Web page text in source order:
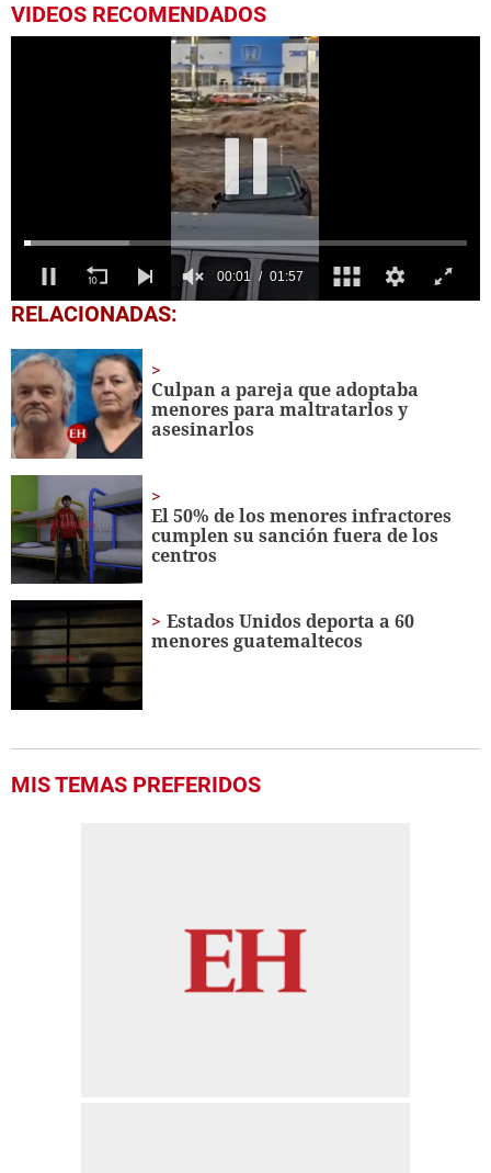
VIDEOS RECOMENDADOS
0
seconds
1
minute,
57
seconds
RELACIONADAS:
Culpan a pareja que adoptaba
menores para maltratarlos y
asesinarlos
El 50% de los menores infractores
cumplen su sanción fuera de los
centros
Estados Unidos deporta a 60
menores guatemaltecos
MIS TEMAS PREFERIDOS